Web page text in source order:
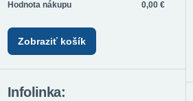
Hodnota nákupu 0,00 €
Zobraziť košík
Infolinka: